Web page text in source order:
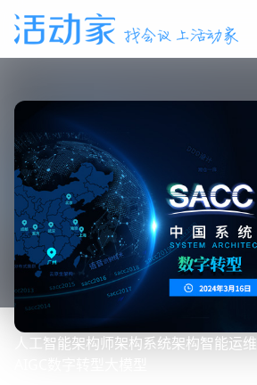
人工智能架构师架构系统架构智能运维